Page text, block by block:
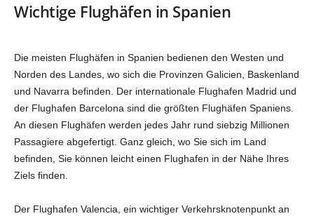
y
V
i
d
Wichtige Flughäfen in Spanien
Die meisten Flughäfen in Spanien bedienen den Westen und
Norden des Landes, wo sich die Provinzen Galicien, Baskenland
und Navarra befinden. Der internationale Flughafen Madrid und
der Flughafen Barcelona sind die größten Flughäfen Spaniens.
An diesen Flughäfen werden jedes Jahr rund siebzig Millionen
Passagiere abgefertigt. Ganz gleich, wo Sie sich im Land
befinden, Sie können leicht einen Flughafen in der Nähe Ihres
Ziels finden.
Der Flughafen Valencia, ein wichtiger Verkehrsknotenpunkt an